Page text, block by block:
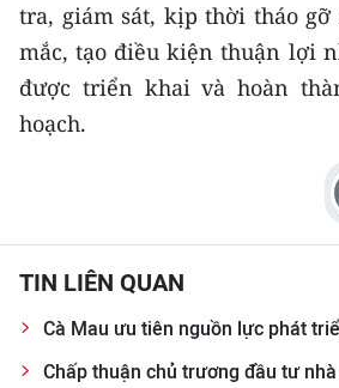
Trung du và miền núi phía Bắc
Đồng bằng sông Hồng
Bắc Trung Bộ
Duyên hải Nam Trung Bộ và Tây
Chuyên trang Hà Nội
tra, giám sát, kịp thời tháo
mắc, tạo điều kiện thuận lợi
được triển khai và hoàn
hoạch.
TIN LIÊN QUAN
Cà Mau ưu tiên nguồn lực phát
Chấp thuận chủ trương đầu tư